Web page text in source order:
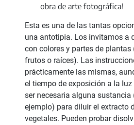
obra de arte fotográfica!
Esta es una de las tantas
una antotipia. Los invitamos a
con colores y partes de plantas
frutos o raíces). Las
prácticamente las mismas,
el tiempo de exposición a la luz
ser necesaria alguna sustancia
ejemplo) para diluir el extracto
vegetales. Pueden probar